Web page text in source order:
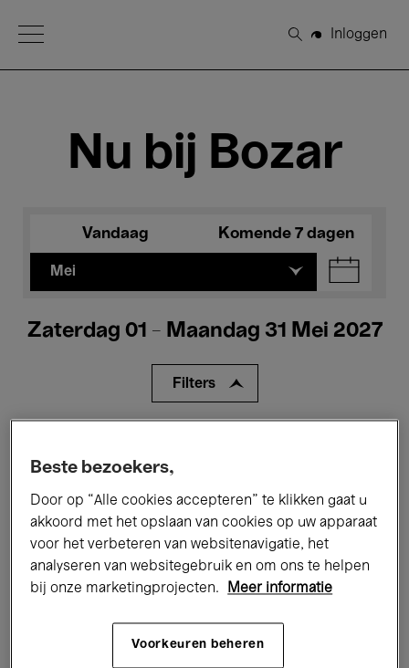
Open Menu
Zoeken
Inloggen
Nu bij Bozar
Vandaag Komende 7 dagen
Mei
Zaterdag 01 - Maandag 31 Mei 2027
Filters
Performances Lezingen & Debatten
Jazz Klassieke Muziek Global Music
Beste bezoekers,
Door op “Alle cookies accepteren” te klikken gaat u
akkoord met het opslaan van cookies op uw apparaat
voor het verbeteren van websitenavigatie, het
analyseren van websitegebruik en om ons te helpen
bij onze marketingprojecten.
Meer informatie
Voorkeuren beheren